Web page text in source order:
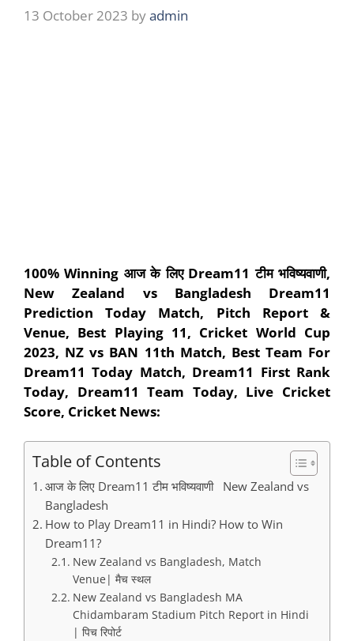
13 October 2023 byadmin
100% Winning आज के लिए Dream11 टीम भविष्यवाणी,
New Zealand vs Bangladesh Dream11
Prediction Today Match, Pitch Report &
Venue, Best Playing 11, Cricket World Cup
2023, NZ vs BAN 11th Match, Best Team For
Dream11 Today Match, Dream11 First Rank
Today, Dream11 Team Today, Live Cricket
Score, Cricket News:
Table of Contents
आज के लिए Dream11 टीम भविष्यवाणी New Zealand vs
Bangladesh
How to Play Dream11 in Hindi? How to Win
Dream11?
New Zealand vs Bangladesh, Match
Venue| मैच स्थल
New Zealand vs Bangladesh MA
Chidambaram Stadium Pitch Report in Hindi
| पिच रिपोर्ट